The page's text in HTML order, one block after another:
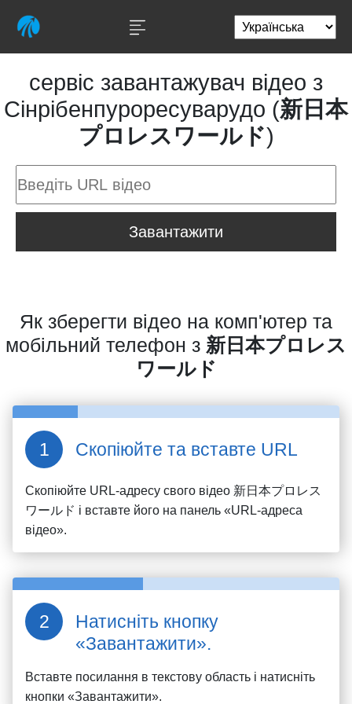
сервіс завантажувач відео з
Сінрібенпуроресуварудо (新日本
プロレスワールド)
Завантажити
Як зберегти відео на комп'ютер та
мобільний телефон з 新日本プロレス
ワールド
Скопіюйте та вставте URL
Скопіюйте URL-адресу свого відео 新日本プロレス
ワールド і вставте його на панель «URL-адреса
відео».
Натисніть кнопку
«Завантажити».
Вставте посилання в текстову область і натисніть
кнопки «Завантажити».